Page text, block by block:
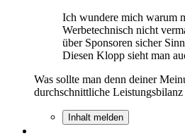
Ich wundere mich warum
Werbetechnisch nicht
über Sponsoren sicher
Diesen Klopp sieht man
Was sollte man denn deiner
durchschnittliche Leistungsbilanz
Inhalt melden